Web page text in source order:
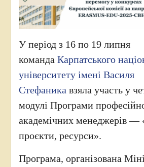
У період з 16 по 19 липня
команда Карпатського
університету імені Василя
Стефаника взяла участь у
модулі Програми
академічних менеджерів —
проєкти, ресурси».
Програма, організована